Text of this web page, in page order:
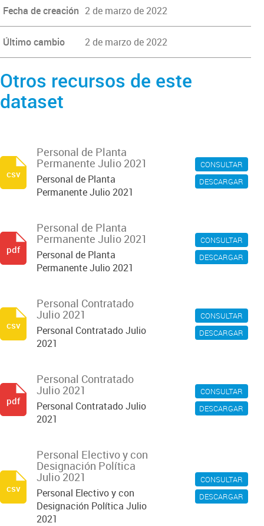
Fecha de creación 2 de marzo de 2022
Último cambio 2 de marzo de 2022
Otros recursos de este
dataset
CONSULTAR
DESCARGAR
Personal de Planta
Permanente Julio 2021
Personal de Planta
Permanente Julio 2021
csv
CONSULTAR
DESCARGAR
Personal de Planta
Permanente Julio 2021
Personal de Planta
Permanente Julio 2021
pdf
CONSULTAR
DESCARGAR
Personal Contratado
Julio 2021
Personal Contratado Julio
2021
csv
CONSULTAR
DESCARGAR
Personal Contratado
Julio 2021
Personal Contratado Julio
2021
pdf
CONSULTAR
DESCARGAR
Personal Electivo y con
Designación Política
Julio 2021
Personal Electivo y con
Designación Política Julio
2021
csv